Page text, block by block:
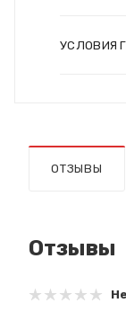
УСЛОВИЯ
ОТЗЫВЫ
Отзывы